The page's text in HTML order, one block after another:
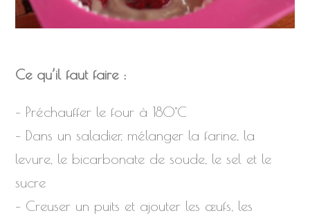
Ce qu’il faut faire :
– Préchauffer le four à 180°C
– Dans un saladier, mélanger la farine, la
levure, le bicarbonate de soude, le sel et le
sucre
– Creuser un puits et ajouter les œufs, les